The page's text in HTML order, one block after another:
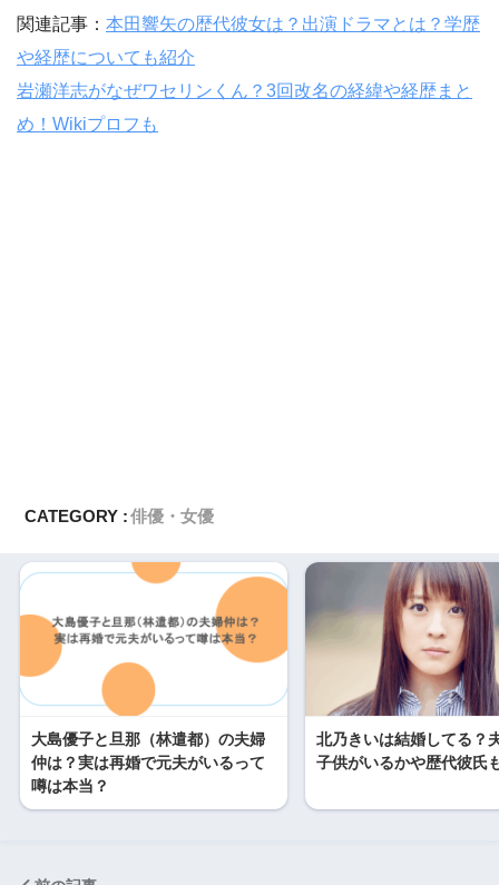
関連記事： 本田響矢の歴代彼女は？出演ドラマとは？学歴
や経歴についても紹介
岩瀬洋志がなぜワセリンくん？3回改名の経緯や経歴まと
め！Wikiプロフも
CATEGORY :俳優・女優
大島優子と旦那（林遣都）の夫婦
仲は？実は再婚で元夫がいるって
噂は本当？
北乃きいは結婚してる？
子供がいるかや歴代彼氏